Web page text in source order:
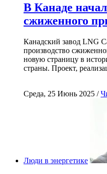
В Канаде
сжиженного
Канадский завод LNG
производство
новую страницу в
страны. Проект,
Среда, 25 Июнь 2025 /
Люди в энергетике